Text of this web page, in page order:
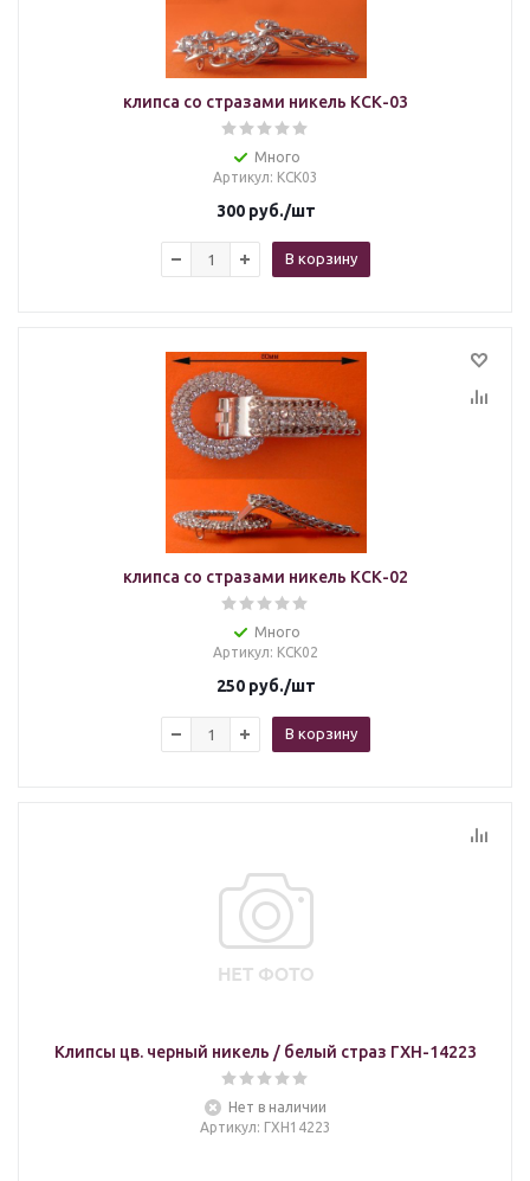
клипса со стразами никель КСК-03
Много
Артикул: КСК03
300руб./шт
В корзину
клипса со стразами никель КСК-02
Много
Артикул: КСК02
250руб./шт
В корзину
Клипсы цв. черный никель / белый страз ГХН-14223
Нет в наличии
Артикул: ГХН14223